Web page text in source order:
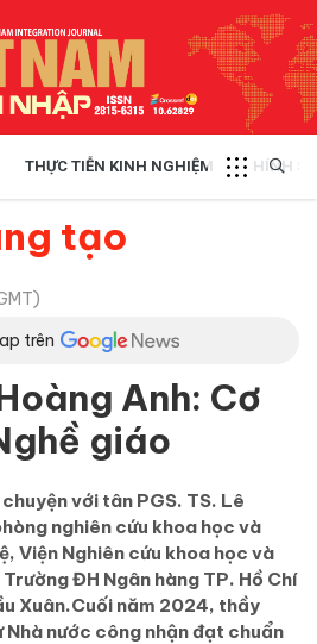
THỰC TIỄN KINH NGHIỆM CHÍNH
tạo
trên
Anh: Cơ
giáo
với tân PGS. TS. Lê
nghiên cứu khoa học và
Viện Nghiên cứu khoa học và
ĐH Ngân hàng TP. Hồ Chí
Xuân.Cuối năm 2024, thầy
Nhà nước công nhận đạt chuẩn